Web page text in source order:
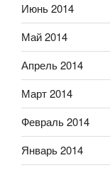
Июнь 2014
Май 2014
Апрель 2014
Март 2014
Февраль 2014
Январь 2014